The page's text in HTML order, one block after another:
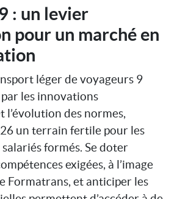
: un levier
pour un marché en
léger de voyageurs 9
les innovations
l’évolution des normes,
un terrain fertile pour les
formés. Se doter
exigées, à l’image
Formatrans, et anticiper les